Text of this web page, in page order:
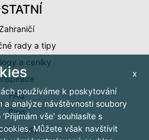
rady a tipy
a ceníky
Inspirace
FAQ
Blog
pojmů
x
používáme k poskytování
a analýze návštěvnosti soubory
vše' souhlasíte s
Můžete však navštívit